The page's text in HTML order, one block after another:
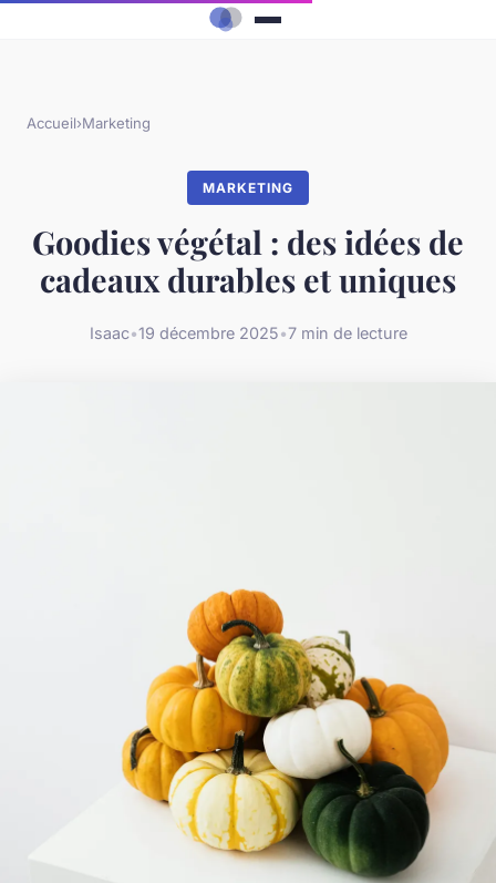
Accueil›Marketing
MARKETING
Goodies végétal : des idées de
cadeaux durables et uniques
Isaac•19 décembre 2025•7 min de lecture